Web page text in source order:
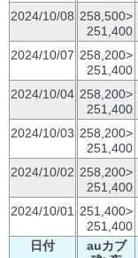
2024/10/08 258,500>
251,400
2024/10/07 258,200>
251,400
2024/10/04 258,200>
251,400
2024/10/03 258,200>
251,400
2024/10/02 258,200>
251,400
2024/10/01
251,400>
251,400
日付
auカブ